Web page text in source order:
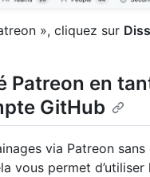
», cliquez sur
Patreon en
GitHub
via Patreon
vous permet